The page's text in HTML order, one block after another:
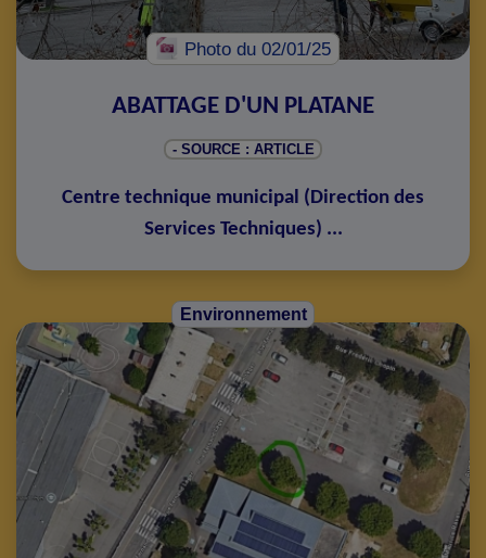
Photo du 02/01/25
ABATTAGE D'UN PLATANE
- SOURCE : ARTICLE
Centre technique municipal (Direction des
Services Techniques) ...
Environnement